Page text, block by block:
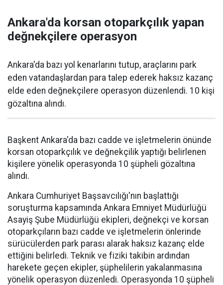
Ankara'da korsan otoparkçılık yapan
değnekçilere operasyon
Ankara'da bazı yol kenarlarını tutup, araçlarını park
eden vatandaşlardan para talep ederek haksız kazanç
elde eden değnekçilere operasyon düzenlendi. 10 kişi
gözaltına alındı.
Başkent Ankara'da bazı cadde ve işletmelerin önünde
korsan otoparkçılık ve değnekçilik yaptığı belirlenen
kişilere yönelik operasyonda 10 şüpheli gözaltına
alındı.
Ankara Cumhuriyet Başsavcılığı'nın başlattığı
soruşturma kapsamında Ankara Emniyet Müdürlüğü
Asayiş Şube Müdürlüğü ekipleri, değnekçi ve korsan
otoparkçıların bazı cadde ve işletmelerin önlerinde
sürücülerden park parası alarak haksız kazanç elde
ettiğini belirledi. Teknik ve fiziki takibin ardından
harekete geçen ekipler, şüphelilerin yakalanmasına
yönelik operasyon düzenledi. Operasyonda 10 şüpheli